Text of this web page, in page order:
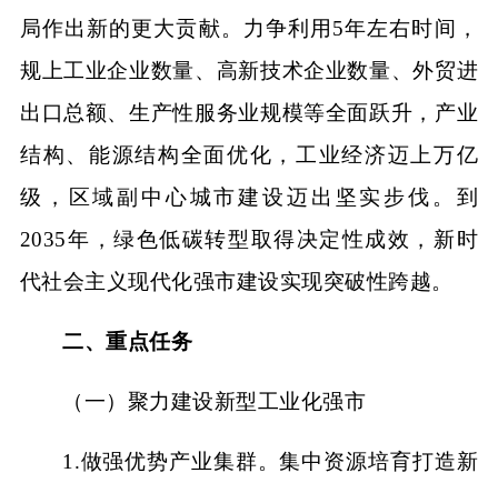
局作出新的更大贡献。力争利用5年左右时间，
规上工业企业数量、高新技术企业数量、外贸进
出口总额、生产性服务业规模等全面跃升，产业
结构、能源结构全面优化，工业经济迈上万亿
级，区域副中心城市建设迈出坚实步伐。到
2035年，绿色低碳转型取得决定性成效，新时
代社会主义现代化强市建设实现突破性跨越。
二、重点任务
（一）聚力建设新型工业化强市
1.做强优势产业集群。集中资源培育打造新